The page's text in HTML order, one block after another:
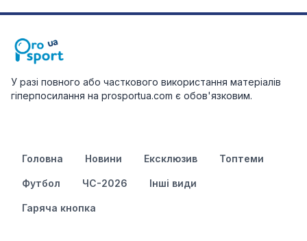
У разі повного або часткового використання матеріалів
гіперпосилання на prosportua.com є обов'язковим.
Головна Новини Ексклюзив Топтеми
Футбол ЧС-2026 Інші види
Гаряча кнопка